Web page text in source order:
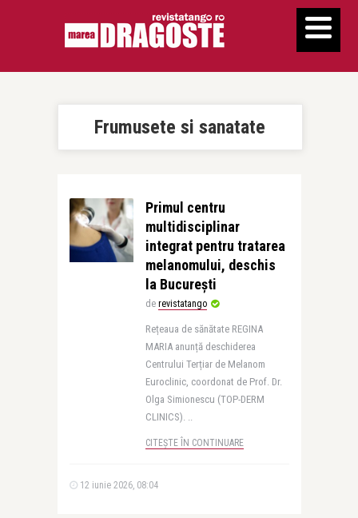
Frumusete si sanatate
Primul centru
multidisciplinar
integrat pentru tratarea
melanomului, deschis
la București
de revistatango
Rețeaua de sănătate REGINA
MARIA anunță deschiderea
Centrului Terțiar de Melanom
Euroclinic, coordonat de Prof. Dr.
Olga Simionescu (TOP-DERM
CLINICS). ..
CITEȘTE ÎN CONTINUARE
12 iunie 2026, 08:04